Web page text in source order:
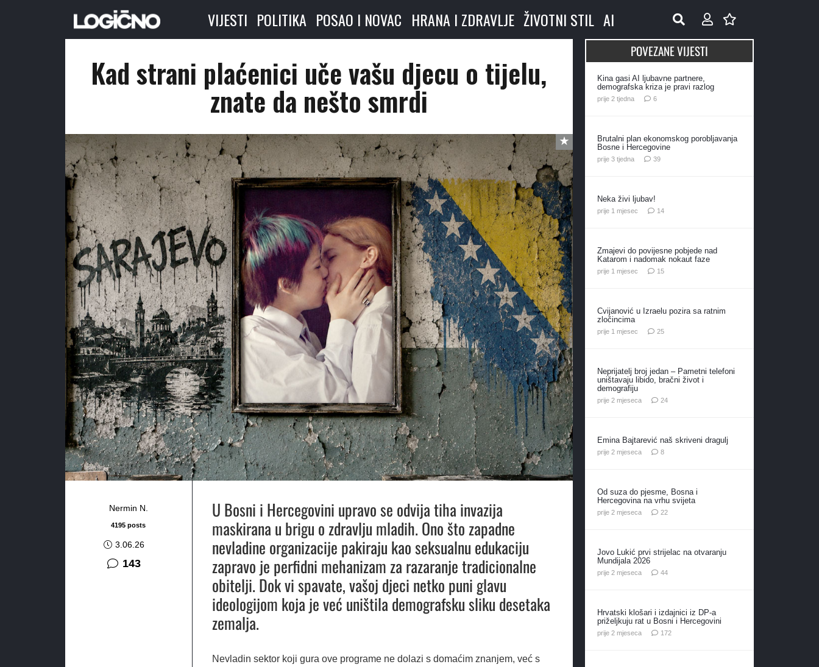
VIJESTI POLITIKA POSAO I NOVAC HRANA I ZDRAVLJE ŽIVOTNI STIL AI
Kad strani plaćenici uče vašu djecu o tijelu,
znate da nešto smrdi
Nermin N.
4195 posts
3.06.26
143komentara
U Bosni i Hercegovini upravo se odvija tiha invazija
maskirana u brigu o zdravlju mladih. Ono što zapadne
nevladine organizacije pakiraju kao seksualnu edukaciju
zapravo je perfidni mehanizam za razaranje tradicionalne
obitelji. Dok vi spavate, vašoj djeci netko puni glavu
ideologijom koja je već uništila demografsku sliku desetaka
zemalja.
Nevladin sektor koji gura ove programe ne dolazi s domaćim znanjem, već s
POVEZANE VIJESTI
Kina gasi AI ljubavne partnere,
demografska kriza je pravi razlog
prije 2 tjedna 6komentara
Brutalni plan ekonomskog porobljavanja
Bosne i Hercegovine
prije 3 tjedna 39komentara
Neka živi ljubav!
prije 1 mjesec 14komentara
Zmajevi do povijesne pobjede nad
Katarom i nadomak nokaut faze
prije 1 mjesec 15komentara
Cvijanović u Izraelu pozira sa ratnim
zločincima
prije 1 mjesec 25komentara
Neprijatelj broj jedan – Pametni telefoni
uništavaju libido, bračni život i
demografiju
prije 2 mjeseca 24komentara
Emina Bajtarević naš skriveni dragulj
prije 2 mjeseca 8komentara
Od suza do pjesme, Bosna i
Hercegovina na vrhu svijeta
prije 2 mjeseca 22komentara
Jovo Lukić prvi strijelac na otvaranju
Mundijala 2026
prije 2 mjeseca 44komentara
Hrvatski klošari i izdajnici iz DP-a
priželjkuju rat u Bosni i Hercegovini
prije 2 mjeseca 172komentara